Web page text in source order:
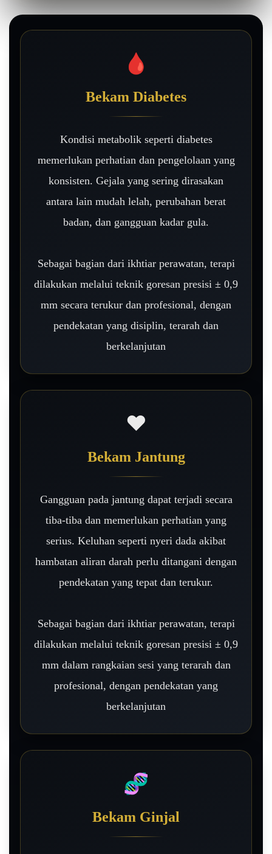
🩸
Bekam Diabetes
Kondisi metabolik seperti diabetes
memerlukan perhatian dan pengelolaan yang
konsisten. Gejala yang sering dirasakan
antara lain mudah lelah, perubahan berat
badan, dan gangguan kadar gula.
Sebagai bagian dari ikhtiar perawatan, terapi
dilakukan melalui teknik goresan presisi ± 0,9
mm secara terukur dan profesional, dengan
pendekatan yang disiplin, terarah dan
berkelanjutan
❤️
Bekam Jantung
Gangguan pada jantung dapat terjadi secara
tiba-tiba dan memerlukan perhatian yang
serius. Keluhan seperti nyeri dada akibat
hambatan aliran darah perlu ditangani dengan
pendekatan yang tepat dan terukur.
Sebagai bagian dari ikhtiar perawatan, terapi
dilakukan melalui teknik goresan presisi ± 0,9
mm dalam rangkaian sesi yang terarah dan
profesional, dengan pendekatan yang
berkelanjutan
🧬
Bekam Ginjal